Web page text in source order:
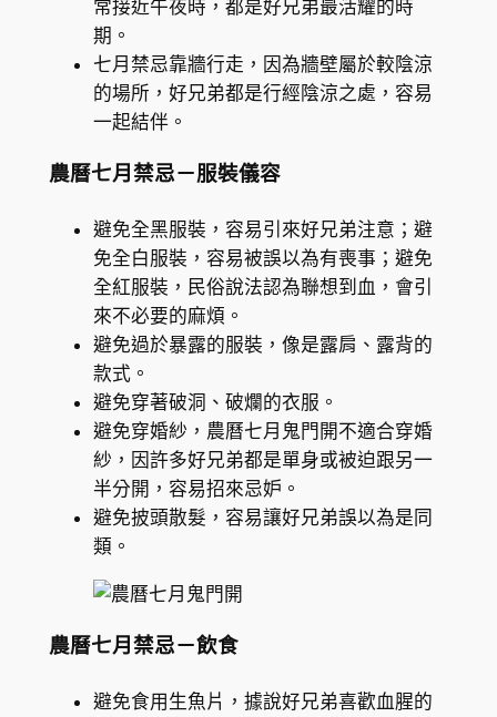
常接近午夜時，都是好兄弟最活耀的時
期。
七月禁忌靠牆行走，因為牆壁屬於較陰涼
的場所，好兄弟都是行經陰涼之處，容易
一起結伴。
農曆七月禁忌－服裝儀容
避免全黑服裝，容易引來好兄弟注意；避
免全白服裝，容易被誤以為有喪事；避免
全紅服裝，民俗說法認為聯想到血，會引
來不必要的麻煩。
避免過於暴露的服裝，像是露肩、露背的
款式。
避免穿著破洞、破爛的衣服。
避免穿婚紗，農曆七月鬼門開不適合穿婚
紗，因許多好兄弟都是單身或被迫跟另一
半分開，容易招來忌妒。
避免披頭散髮，容易讓好兄弟誤以為是同
類。
農曆七月禁忌－飲食
避免食用生魚片，據說好兄弟喜歡血腥的